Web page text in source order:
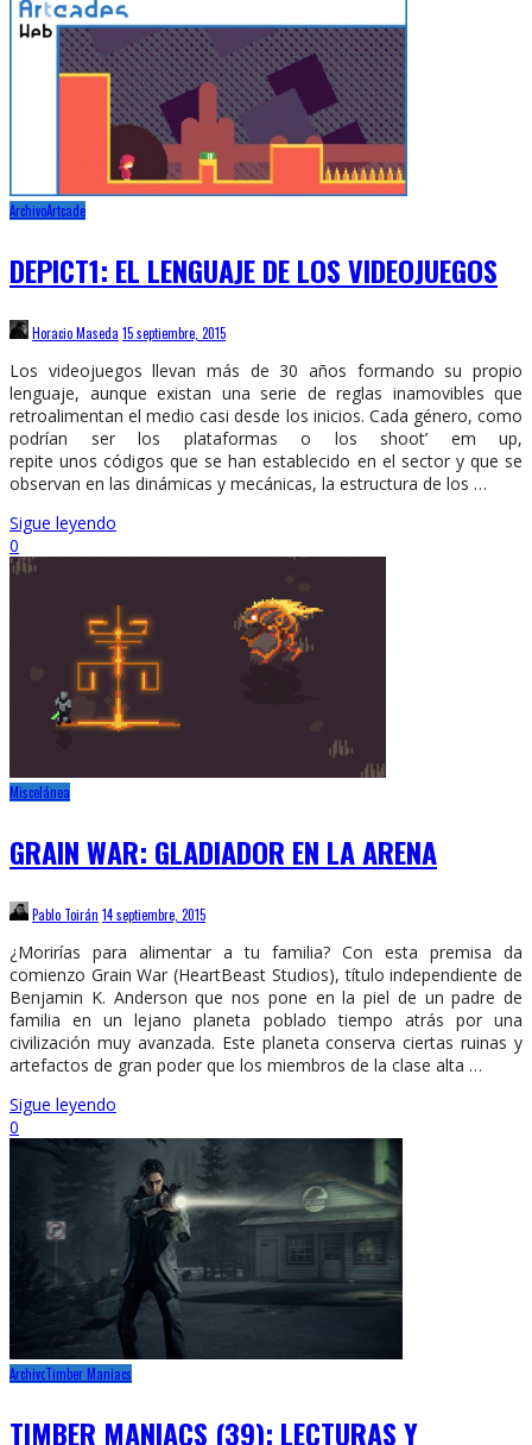
ArchivoArtcade
DEPICT1: EL LENGUAJE DE LOS VIDEOJUEGOS
Horacio Maseda 15 septiembre, 2015
Los videojuegos llevan más de 30 años formando su propio
lenguaje, aunque existan una serie de reglas inamovibles que
retroalimentan el medio casi desde los inicios. Cada género, como
podrían ser los plataformas o los shoot’ em up,
repite unos códigos que se han establecido en el sector y que se
observan en las dinámicas y mecánicas, la estructura de los …
Sigue leyendo
0
Miscelánea
GRAIN WAR: GLADIADOR EN LA ARENA
Pablo Toirán 14 septiembre, 2015
¿Morirías para alimentar a tu familia? Con esta premisa da
comienzo Grain War (HeartBeast Studios), título independiente de
Benjamin K. Anderson que nos pone en la piel de un padre de
familia en un lejano planeta poblado tiempo atrás por una
civilización muy avanzada. Este planeta conserva ciertas ruinas y
artefactos de gran poder que los miembros de la clase alta …
Sigue leyendo
0
ArchivoTimber Maniacs
TIMBER MANIACS (39): LECTURAS Y